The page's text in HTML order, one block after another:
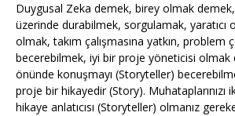
Duygusal Zeka demek, birey olmak demek,
üzerinde durabilmek, sorgulamak, yaratıcı
olmak, takım çalışmasına yatkın, problem
becerebilmek, iyi bir proje yöneticisi olmak
önünde konuşmayı (Storyteller)
proje bir hikayedir (Story). Muhataplarınızı
hikaye anlatıcısı (Storyteller) olmanız